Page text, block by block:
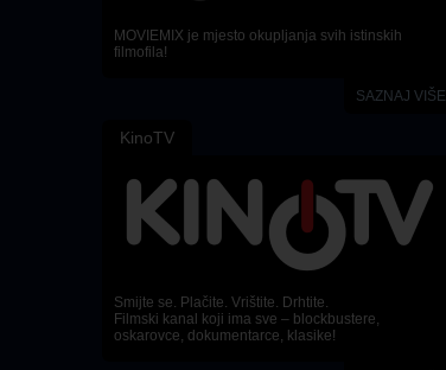
MOVIEMIX je mjesto okupljanja svih istinskih
filmofila!
SAZNAJ VIŠE
KinoTV
Smijte se. Plačite. Vrištite. Drhtite.
Filmski kanal koji ima sve – blockbustere,
oskarovce, dokumentarce, klasike!